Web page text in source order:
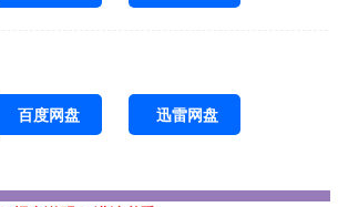
百度网盘 迅雷网盘